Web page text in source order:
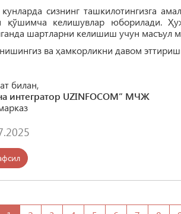
сизнинг ташкилотингизга
қўшимча келишувлар юборилади.
шартларни келишиш учун масъул
ва ҳамкорликни давом
билан,
интегратор UZINFOCOM” МЧЖ